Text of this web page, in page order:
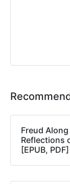
Freud
Reflections
[EPUB, PDF]